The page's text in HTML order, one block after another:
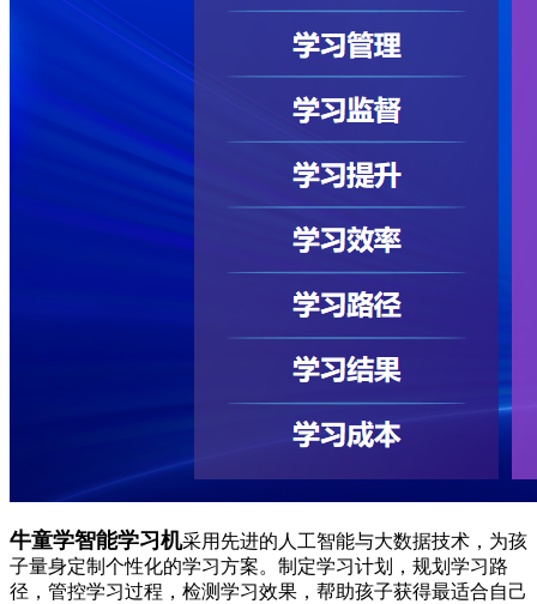
牛童学智能学习机采用先进的人工智能与大数据技术，为孩
子量身定制个性化的学习方案。制定学习计划，规划学习路
径，管控学习过程，检测学习效果，帮助孩子获得最适合自己